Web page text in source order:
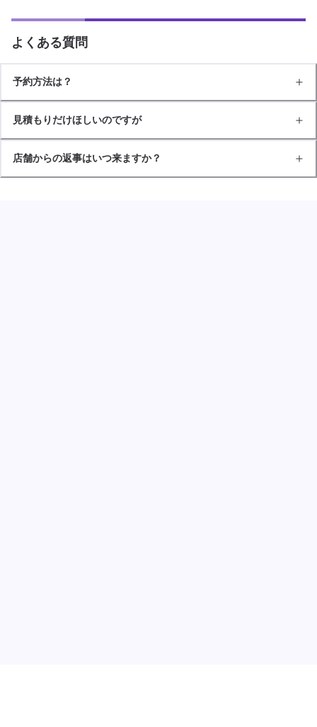
よくある質問
予約方法は？
見積もりだけほしいのですが
店舗からの返事はいつ来ますか？